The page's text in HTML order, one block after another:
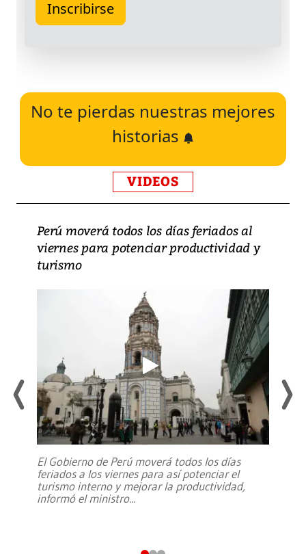
No te pierdas nuestras mejores
historias
VIDEOS
Perú moverá todos los días feriados al
viernes para potenciar productividad y
turismo
El Gobierno de Perú moverá todos los días
feriados a los viernes para así potenciar el
turismo interno y mejorar la productividad,
informó el ministro...